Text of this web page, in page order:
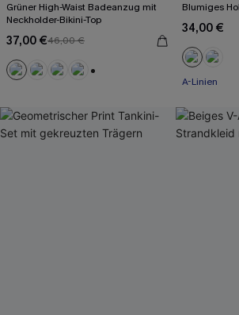
Grüner High-Waist Badeanzug mit
Neckholder-Bikini-Top
37,00 €46,00 €
Blumiges
34,00 €
A-Linien